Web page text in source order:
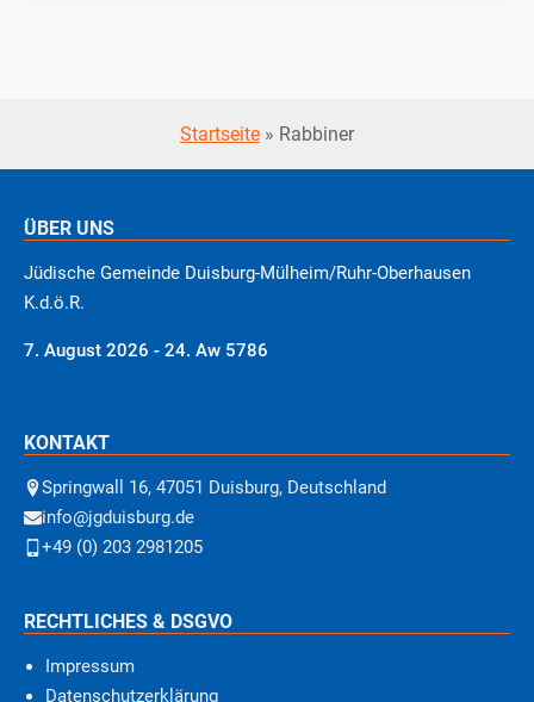
Startseite » Rabbiner
ÜBER UNS
Jüdische Gemeinde Duisburg-Mülheim/Ruhr-Oberhausen
K.d.ö.R.
7. August 2026 - 24. Aw 5786
KONTAKT
Springwall 16, 47051 Duisburg, Deutschland
info@jgduisburg.de
+49 (0) 203 2981205
RECHTLICHES & DSGVO
Impressum
Datenschutzerklärung